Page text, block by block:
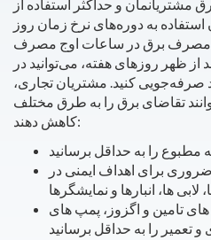
مشتریانمان و حداکثر استفاده از
به دوره‌های نرخ زمان روز
مصرف برق در ساعات اوج مصرف
بعد از ظهر تا 9 بعد از ظهر روزهای هفته، می‌توانید در
صرفه‌جویی کنید. مشتریان تجاری،
تقاضای برق را به طرق مختلف
کاهش دهند:
مطبوع را به حداقل برسانید
برای اهداف ایمنی در
لابی ها، انبارها و نمایشگرها
های تامین و اگزوز، پمپ های
تعمیر را به حداقل برسانید